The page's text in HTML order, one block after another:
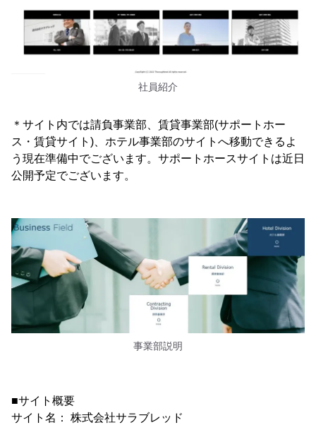
社員紹介
＊サイト内では請負事業部、賃貸事業部(サポートホー
ス・賃貸サイト)、ホテル事業部のサイトへ移動できるよ
う現在準備中でございます。サポートホースサイトは近日
公開予定でございます。
事業部説明
■サイト概要
サイト名： 株式会社サラブレッド